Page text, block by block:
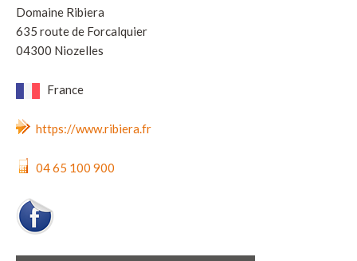
Domaine Ribiera
635 route de Forcalquier
04300 Niozelles
France
https://www.ribiera.fr
04 65 100 900